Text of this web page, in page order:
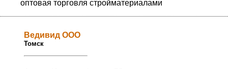
оптовая торговля стройматериалами
Ведивид ООО
Томск